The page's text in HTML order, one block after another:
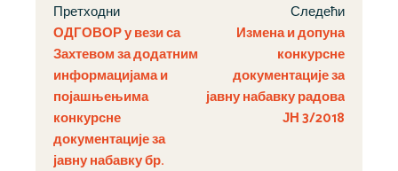
Претходни
ОДГОВОР у вези са
Захтевом за додатним
информацијама и
појашњењима
конкурсне
документације за
јавну набавку бр.
Следећи
Измена и допуна
конкурсне
документације за
јавну набавку радова
ЈН 3/2018